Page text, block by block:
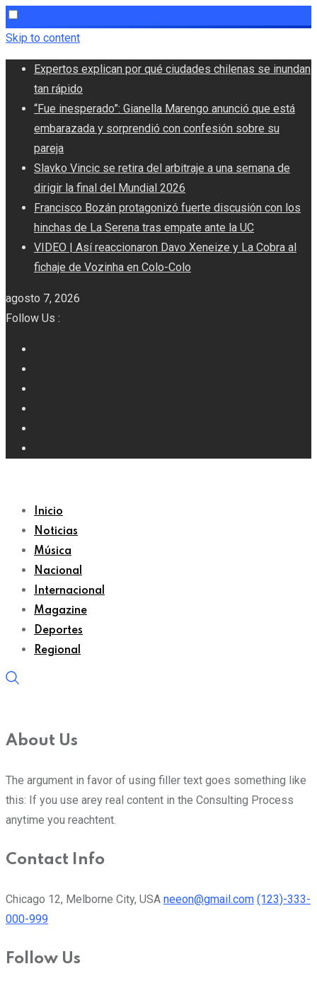
Skip to content
Expertos explican por qué ciudades chilenas se inundan
tan rápido
“Fue inesperado”: Gianella Marengo anunció que está
embarazada y sorprendió con confesión sobre su
pareja
Slavko Vincic se retira del arbitraje a una semana de
dirigir la final del Mundial 2026
Francisco Bozán protagonizó fuerte discusión con los
hinchas de La Serena tras empate ante la UC
VIDEO | Así reaccionaron Davo Xeneize y La Cobra al
fichaje de Vozinha en Colo-Colo
agosto 7, 2026
Follow Us :
Inicio
Noticias
Música
Nacional
Internacional
Magazine
Deportes
Regional
About Us
The argument in favor of using filler text goes something like
this: If you use arey real content in the Consulting Process
anytime you reachtent.
Contact Info
Chicago 12, Melborne City, USA neeon@gmail.com (123)-333-
000-999
Follow Us